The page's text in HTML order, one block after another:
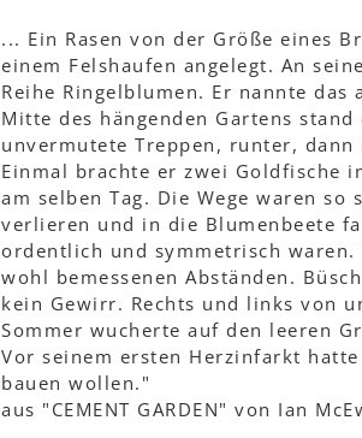
... Ein Rasen von der Größe eines
einem Felshaufen angelegt. An
Reihe Ringelblumen. Er nannte
Mitte des hängenden Gartens
unvermutete Treppen, runter,
Einmal brachte er zwei Goldfische
am selben Tag. Die Wege waren
verlieren und in die Blumenbeete
ordentlich und symmetrisch
wohl bemessenen Abständen.
kein Gewirr. Rechts und links von
Sommer wucherte auf den leeren
Vor seinem ersten Herzinfarkt
bauen wollen."
aus "CEMENT GARDEN" von Ian